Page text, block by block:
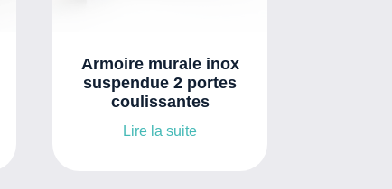
Armoire murale inox
suspendue 2 portes
coulissantes
Lire la suite